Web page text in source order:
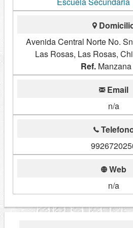
Avenida Central Norte No.
Las Rosas, Las Rosas,
Ref.Manzana
Email
n/a
Web
n/a